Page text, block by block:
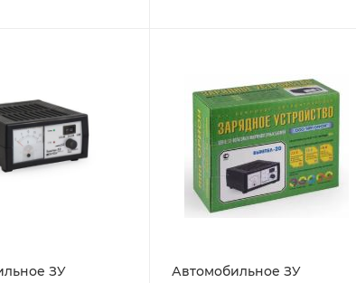
ЗУ
Автомобильное ЗУ